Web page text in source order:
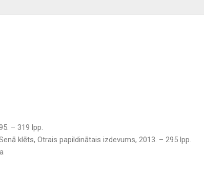
– 319 lpp.
klēts, Otrais papildinātais izdevums, 2013. – 295 lpp.